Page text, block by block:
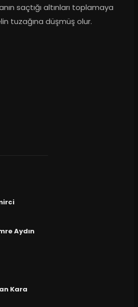
saçtığı altınları toplamaya
tuzağına düşmüş olur.
Aydın
Kara